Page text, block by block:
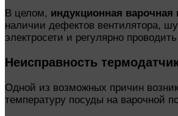
В целом, индукционная
наличии дефектов вентилятора,
электросети и регулярно
Неисправность
Одной из возможных причин
температуру посуды на варочной